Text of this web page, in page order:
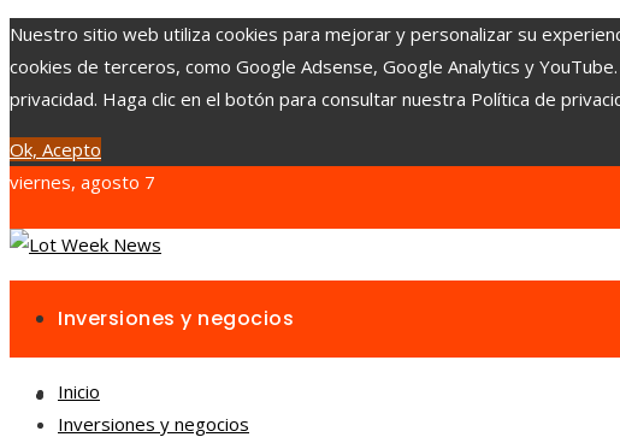
Nuestro sitio web utiliza cookies para mejorar y personalizar su
cookies de terceros, como Google Adsense, Google Analytics y
privacidad. Haga clic en el botón para consultar nuestra Política de
Ok, Acepto
viernes, agosto 7
Inversiones y negocios
Responsabilidad social
Inicio
Inversiones y negocios